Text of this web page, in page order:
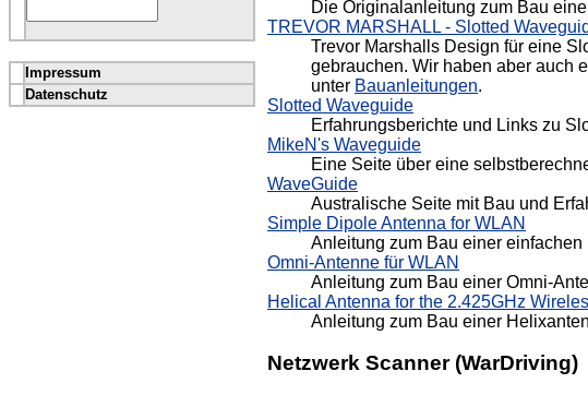
Impressum
Datenschutz
Die Originalanleitung zum Bau
TREVOR MARSHALL - Slotted
Trevor Marshalls Design für eine
gebrauchen. Wir haben aber auch
unter Bauanleitungen.
Slotted Waveguide
Erfahrungsberichte und Links zu
MikeN's Waveguide
Eine Seite über eine
WaveGuide
Australische Seite mit Bau und
Simple Dipole Antenna for WLAN
Anleitung zum Bau einer
Omni-Antenne für WLAN
Anleitung zum Bau einer Omni-
Helical Antenna for the 2.425GHz
Anleitung zum Bau einer
Netzwerk Scanner (WarDriving)